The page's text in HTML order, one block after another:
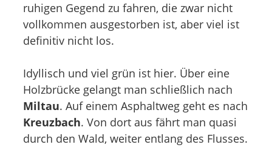
ruhigen Gegend zu fahren, die zwar nicht
vollkommen ausgestorben ist, aber viel ist
definitiv nicht los.
Idyllisch und viel grün ist hier. Über eine
Holzbrücke gelangt man schließlich nach
Miltau. Auf einem Asphaltweg geht es nach
Kreuzbach. Von dort aus fährt man quasi
durch den Wald, weiter entlang des Flusses.